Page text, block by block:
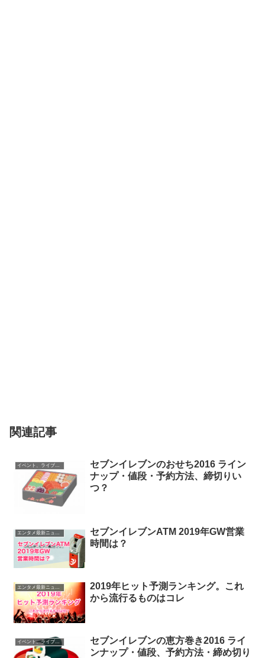
関連記事
イベント、ライブ最新情報
セブンイレブンのおせち2016 ライン
ナップ・値段・予約方法、締切りい
つ？
エンタメ最新ニュース
セブンイレブンATM 2019年GW営業
時間は？
2019年ヒット予測ランキング。これ
から流行るものはコレ
イベント、ライブ最新情報
セブンイレブンの恵方巻き2016 ライ
ンナップ・値段、予約方法・締め切り